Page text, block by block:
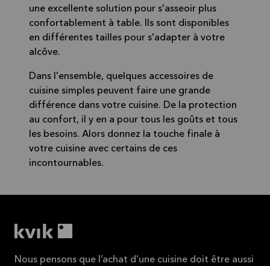
une excellente solution pour s'asseoir plus
confortablement à table. Ils sont disponibles
en différentes tailles pour s'adapter à votre
alcôve.
Dans l'ensemble, quelques accessoires de
cuisine simples peuvent faire une grande
différence dans votre cuisine. De la protection
au confort, il y en a pour tous les goûts et tous
les besoins. Alors donnez la touche finale à
votre cuisine avec certains de ces
incontournables.
Nous pensons que l’achat d’une cuisine doit être aussi